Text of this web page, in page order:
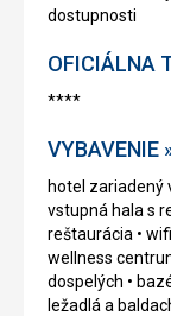
dostupnosti
OFICIÁLNA
****
VYBAVENIE
hotel zariadený
vstupná hala s
reštaurácia •
wellness
dospelých •
ležadlá a